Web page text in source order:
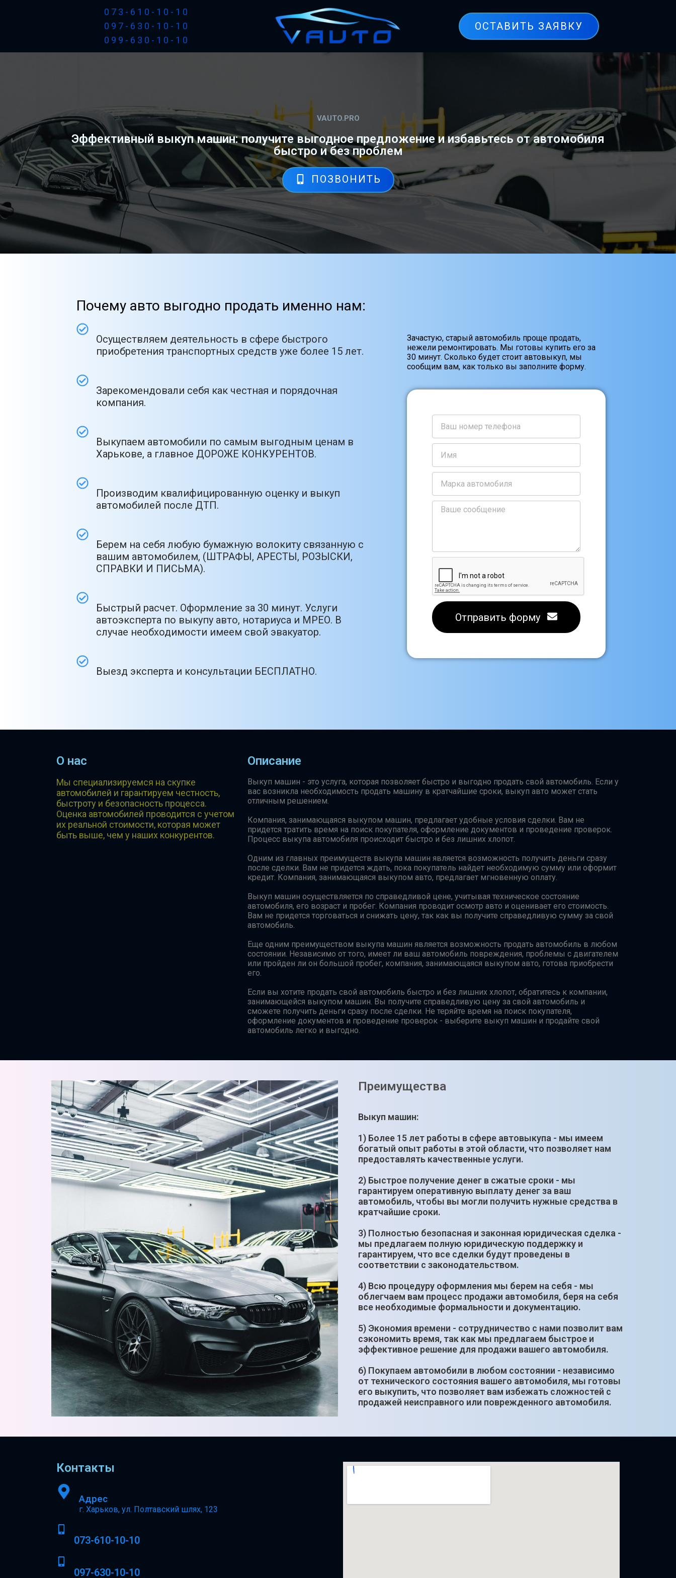
073-610-10-10
097-630-10-10
099-630-10-10
ОСТАВИТЬ ЗАЯВКУ
VAUTO.PRO
Эффективный выкуп машин: получите выгодное предложение и избавьтесь от автомобиля
быстро и без проблем
ПОЗВОНИТЬ
Почему авто выгодно продать именно нам:
Осуществляем деятельность в сфере быстрого
приобретения транспортных средств уже более 15 лет.
Зарекомендовали себя как честная и порядочная
компания.
Выкупаем автомобили по самым выгодным ценам в
Харькове, а главное ДОРОЖЕ КОНКУРЕНТОВ.
Производим квалифицированную оценку и выкуп
автомобилей после ДТП.
Берем на себя любую бумажную волокиту связанную с
вашим автомобилем, (ШТРАФЫ, АРЕСТЫ, РОЗЫСКИ,
СПРАВКИ И ПИСЬМА).
Быстрый расчет. Оформление за 30 минут. Услуги
автоэксперта по выкупу авто, нотариуса и МРЕО. В
случае необходимости имеем свой эвакуатор.
Выезд эксперта и консультации БЕСПЛАТНО.
Зачастую, старый автомобиль проще продать,
нежели ремонтировать. Мы готовы купить его за
30 минут. Сколько будет стоит автовыкуп, мы
сообщим вам, как только вы заполните форму.
Отправить форму
О нас
Мы специализируемся на скупке
автомобилей и гарантируем честность,
быстроту и безопасность процесса.
Оценка автомобилей проводится с учетом
их реальной стоимости, которая может
быть выше, чем у наших конкурентов.
Описание
Выкуп машин - это услуга, которая позволяет быстро и выгодно продать свой автомобиль. Если у
вас возникла необходимость продать машину в кратчайшие сроки, выкуп авто может стать
отличным решением.
Компания, занимающаяся выкупом машин, предлагает удобные условия сделки. Вам не
придется тратить время на поиск покупателя, оформление документов и проведение проверок.
Процесс выкупа автомобиля происходит быстро и без лишних хлопот.
Одним из главных преимуществ выкупа машин является возможность получить деньги сразу
после сделки. Вам не придется ждать, пока покупатель найдет необходимую сумму или оформит
кредит. Компания, занимающаяся выкупом авто, предлагает мгновенную оплату.
Выкуп машин осуществляется по справедливой цене, учитывая техническое состояние
автомобиля, его возраст и пробег. Компания проводит осмотр авто и оценивает его стоимость.
Вам не придется торговаться и снижать цену, так как вы получите справедливую сумму за свой
автомобиль.
Еще одним преимуществом выкупа машин является возможность продать автомобиль в любом
состоянии. Независимо от того, имеет ли ваш автомобиль повреждения, проблемы с двигателем
или пройден ли он большой пробег, компания, занимающаяся выкупом авто, готова приобрести
его.
Если вы хотите продать свой автомобиль быстро и без лишних хлопот, обратитесь к компании,
занимающейся выкупом машин. Вы получите справедливую цену за свой автомобиль и
сможете получить деньги сразу после сделки. Не теряйте время на поиск покупателя,
оформление документов и проведение проверок - выберите выкуп машин и продайте свой
автомобиль легко и выгодно.
Преимущества
Выкуп машин:
1) Более 15 лет работы в сфере автовыкупа - мы имеем
богатый опыт работы в этой области, что позволяет нам
предоставлять качественные услуги.
2) Быстрое получение денег в сжатые сроки - мы
гарантируем оперативную выплату денег за ваш
автомобиль, чтобы вы могли получить нужные средства в
кратчайшие сроки.
3) Полностью безопасная и законная юридическая сделка -
мы предлагаем полную юридическую поддержку и
гарантируем, что все сделки будут проведены в
соответствии с законодательством.
4) Всю процедуру оформления мы берем на себя - мы
облегчаем вам процесс продажи автомобиля, беря на себя
все необходимые формальности и документацию.
5) Экономия времени - сотрудничество с нами позволит вам
сэкономить время, так как мы предлагаем быстрое и
эффективное решение для продажи вашего автомобиля.
6) Покупаем автомобили в любом состоянии - независимо
от технического состояния вашего автомобиля, мы готовы
его выкупить, что позволяет вам избежать сложностей с
продажей неисправного или поврежденного автомобиля.
Контакты
Адрес
г. Харьков, ул. Полтавский шлях, 123
073-610-10-10
097-630-10-10